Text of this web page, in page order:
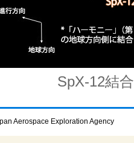
SpX-12結
Aerospace Exploration Agency